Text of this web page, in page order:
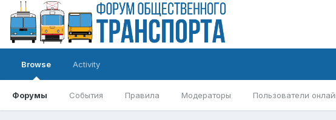
Browse
Форумы События Правила Модераторы Пользователи
Activity